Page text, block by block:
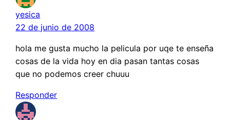
yesica
22 de junio de 2008
hola me gusta mucho la pelicula por uqe te enseña
cosas de la vida hoy en dia pasan tantas cosas
que no podemos creer chuuu
Responder